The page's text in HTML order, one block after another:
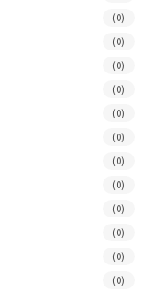
(0)
(0)
(0)
(0)
(0)
(0)
(0)
(0)
(0)
(0)
(0)
(0)